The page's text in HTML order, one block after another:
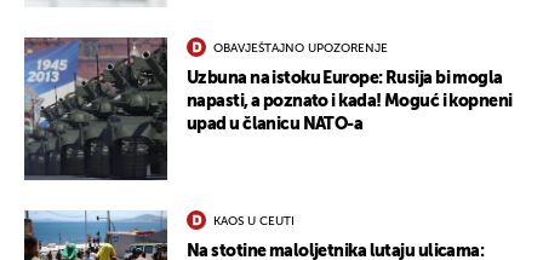
OBAVJEŠTAJNO UPOZORENJE
Uzbuna na istoku Europe: Rusija bi mogla
napasti, a poznato i kada! Moguć i kopneni
upad u članicu NATO-a
KAOS U CEUTI
Na stotine maloljetnika lutaju ulicama: